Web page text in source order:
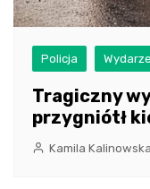
Policja
Tragiczny
przygniótł
Kamila Kalinowska